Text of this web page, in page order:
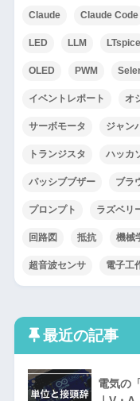
Claude Claude Code
LED LLM LTspice
OLED PWM
イベントレポート オ
サーボモータ ジャン
トランジスタ ハッカ
パッシブブザー ブラ
プロンプト ラズベリ
回路図 抵抗 機械
超音波センサ 電子工
最近の記事
電気の